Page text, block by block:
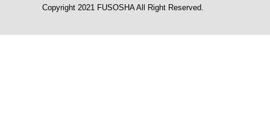
Copyright 2021 FUSOSHA All Right Reserved.